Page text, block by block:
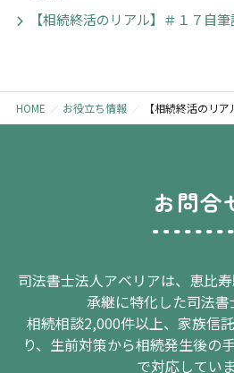
【相続終活のリアル】＃１７自
HOME お役立ち情報
お問合
司法書士法人アベリアは、恵比
承継に特化した司法書
相続相談2,000件以上、家族信
り、生前対策から相続発生後の
で対応していま